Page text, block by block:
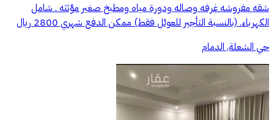
شقه مفروشه غرفه وصاله ودورة مياه ومطبخ صغير مؤثثه . شامل
الكهرباء. (بالنسبة التأجير للعوئل فقط) ممكن الدفع شهري 2800 ريال
حي الشعلة, الدمام